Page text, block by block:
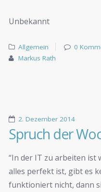
Unbekannt
Allgemein 0
Markus Rath
2. Dezember 2014
Spruch der
“In der IT zu arbeiten ist
alles perfekt ist, gibt es
funktioniert nicht, dann